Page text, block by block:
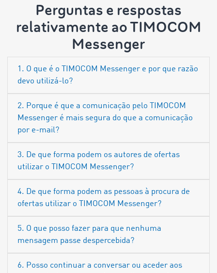
Perguntas e respostas
relativamente ao TIMOCOM
Messenger
1. O que é o TIMOCOM Messenger e por que razão
devo utilizá-lo?
2. Porque é que a comunicação pelo TIMOCOM
Messenger é mais segura do que a comunicação
por e-mail?
3. De que forma podem os autores de ofertas
utilizar o TIMOCOM Messenger?
4. De que forma podem as pessoas à procura de
ofertas utilizar o TIMOCOM Messenger?
5. O que posso fazer para que nenhuma
mensagem passe despercebida?
6. Posso continuar a conversar ou aceder aos